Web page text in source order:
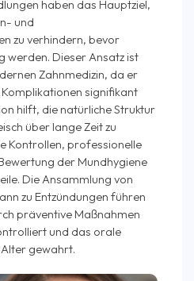
haben das Hauptziel,
und
zu verhindern, bevor
werden. Dieser Ansatz ist
Zahnmedizin, da er
signifikant
hilft, die natürliche Struktur
über lange Zeit zu
Kontrollen, professionelle
der Mundhygiene
Die Ansammlung von
zu Entzündungen führen
präventive Maßnahmen
und das orale
gewahrt.